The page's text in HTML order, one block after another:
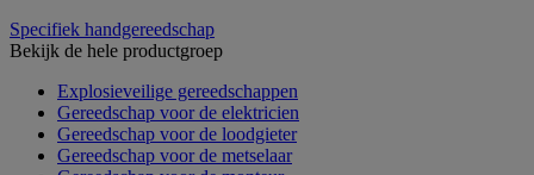
Specifiek handgereedschap
Bekijk de hele productgroep
Explosieveilige gereedschappen
Gereedschap voor de elektricien
Gereedschap voor de loodgieter
Gereedschap voor de metselaar